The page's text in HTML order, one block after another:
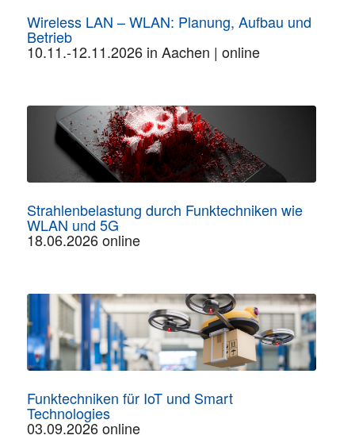
Wireless LAN – WLAN: Planung, Aufbau und
Betrieb
10.11.-12.11.2026 in Aachen | online
Strahlenbelastung durch Funktechniken wie
WLAN und 5G
18.06.2026 online
Funktechniken für IoT und Smart
Technologies
03.09.2026 online